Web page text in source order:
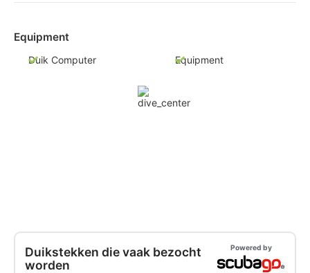
Equipment
Duik Computer Equipment
Duikstekken die vaak bezocht
worden
Powered by